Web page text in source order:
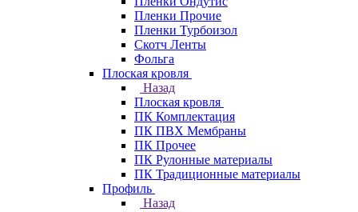
Пленки Прочие
Пленки Турбоизол
Скотч Ленты
Фольга
Плоская кровля
Назад
Плоская кровля
ПК Комплектация
ПК ПВХ Мембраны
ПК Прочее
ПК Рулонные материалы
ПК Традиционные материалы
Профиль
Назад